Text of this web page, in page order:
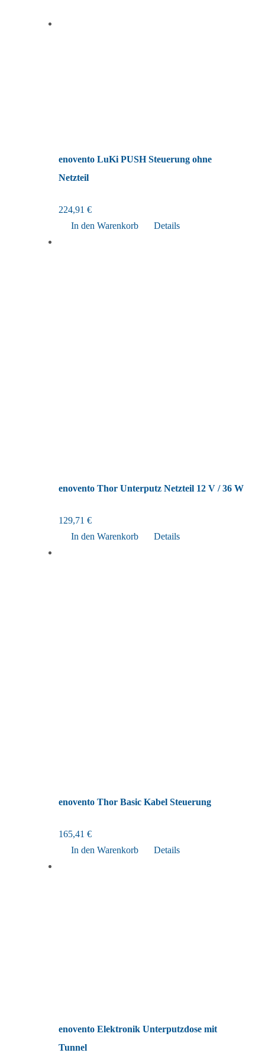
enovento LuKi PUSH Steuerung ohne
Netzteil
224,91€
In den Warenkorb
Details
enovento Thor Unterputz Netzteil 12 V / 36 W
129,71€
In den Warenkorb
Details
enovento Thor Basic Kabel Steuerung
165,41€
In den Warenkorb
Details
enovento Elektronik Unterputzdose mit
Tunnel